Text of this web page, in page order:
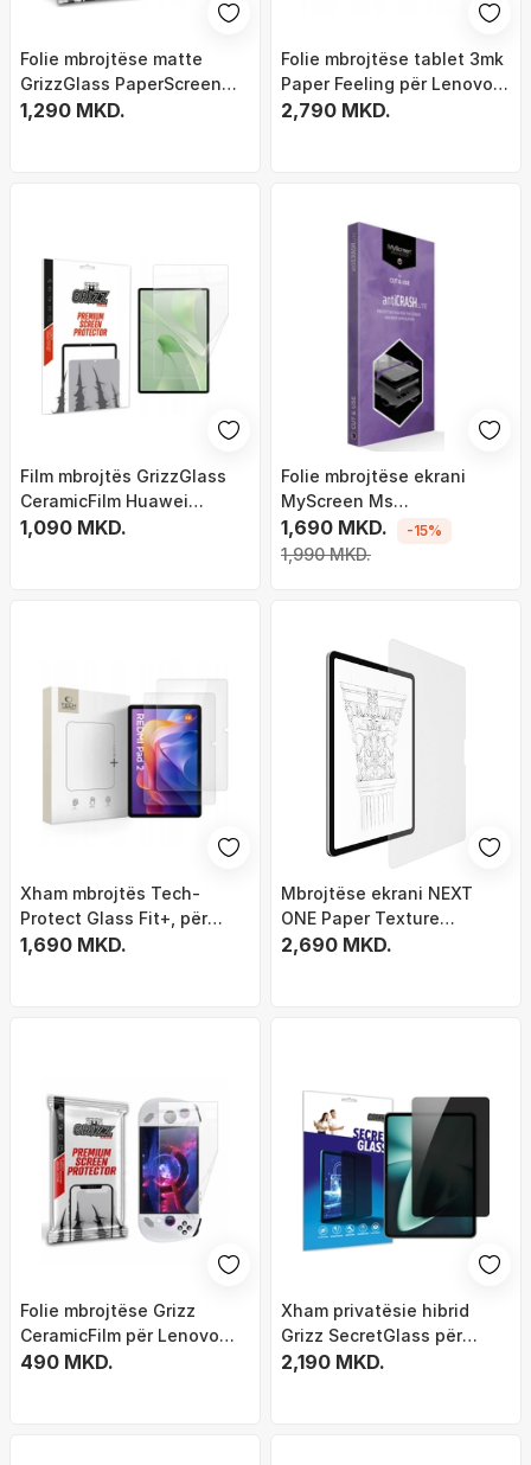
Folie mbrojtëse matte
GrizzGlass PaperScreen
për Apple iPad Air 10.9
1,290 MKD.
Folie mbrojtëse tablet 3mk
Paper Feeling për Lenovo
IdeaTab Pro, 2 copë,
2,790 MKD.
Film mbrojtës GrizzGlass
CeramicFilm Huawei
MatePad 12 X, keramik,
1,090 MKD.
Folie mbrojtëse ekrani
MyScreen Ms
Cut&amp;Use AntiCRASH
Lite 4.0 16", paketim 10
1,690 MKD.
1,990 MKD.
-15%
Xham mbrojtës Tech-
Protect Glass Fit+, për
Xiaomi Redmi Pad 2 SE 11.0,
1,690 MKD.
Mbrojtëse ekrani NEXT
ONE Paper Texture
Scribble, për iPad Air 13"
2,690 MKD.
Folie mbrojtëse Grizz
CeramicFilm për Lenovo
Legion Go S, keramike,
490 MKD.
Xham privatësie hibrid
Grizz SecretGlass për
OnePlus Pad, mat, mbrojtje
2,190 MKD.